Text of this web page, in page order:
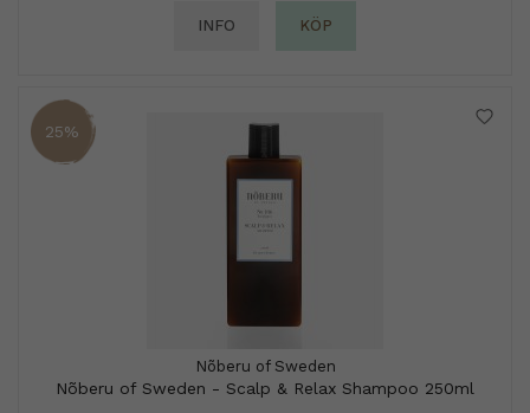
INFO KÖP
25%
Nõberu of Sweden
Nõberu of Sweden - Scalp & Relax Shampoo 250ml